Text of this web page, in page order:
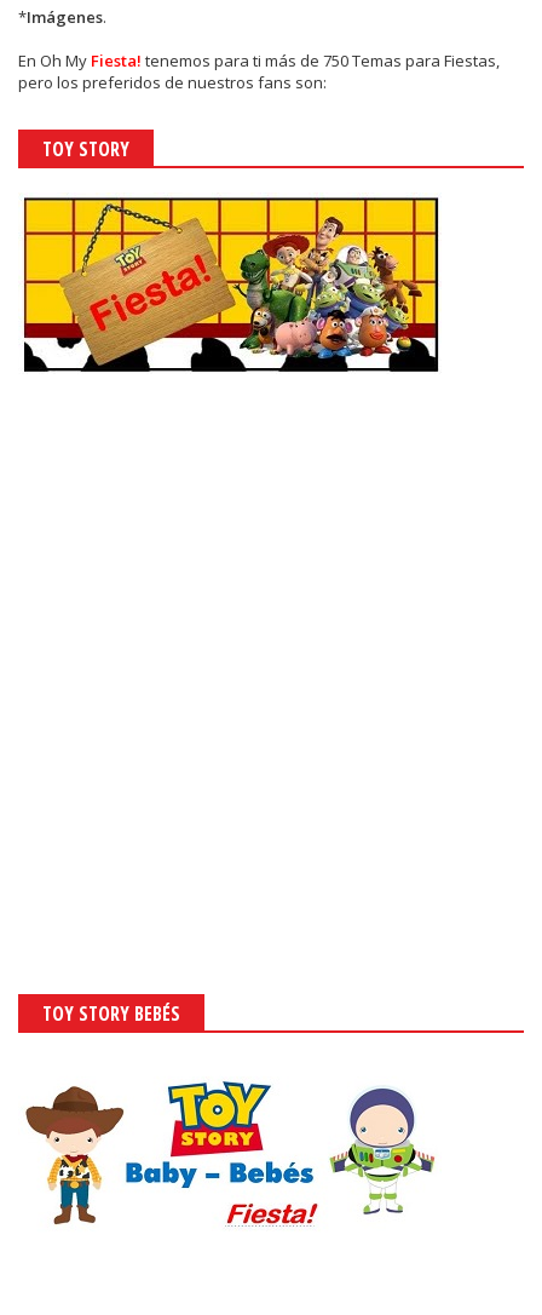
*Imágenes.
En Oh My Fiesta! tenemos para ti más de 750 Temas para Fiestas,
pero los preferidos de nuestros fans son:
TOY STORY
TOY STORY BEBÉS